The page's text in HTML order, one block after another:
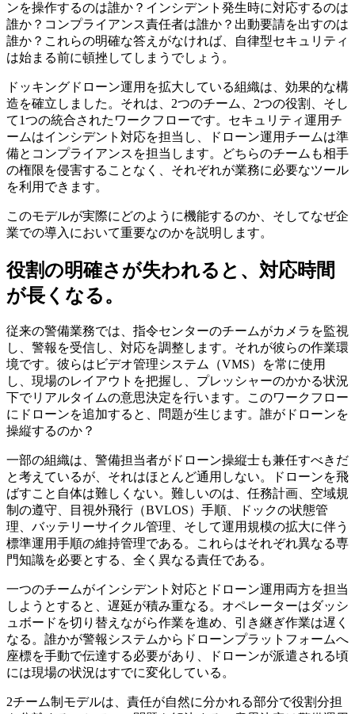
ンを操作するのは誰か？インシデント発生時に対応するのは
誰か？コンプライアンス責任者は誰か？出動要請を出すのは
誰か？これらの明確な答えがなければ、自律型セキュリティ
は始まる前に頓挫してしまうでしょう。
ドッキングドローン運用を拡大している組織は、効果的な構
造を確立しました。それは、2つのチーム、2つの役割、そし
て1つの統合されたワークフローです。セキュリティ運用チ
ームはインシデント対応を担当し、ドローン運用チームは準
備とコンプライアンスを担当します。どちらのチームも相手
の権限を侵害することなく、それぞれが業務に必要なツール
を利用できます。
このモデルが実際にどのように機能するのか、そしてなぜ企
業での導入において重要なのかを説明します。
役割の明確さが失われると、対応時間
が長くなる。
従来の警備業務では、指令センターのチームがカメラを監視
し、警報を受信し、対応を調整します。それが彼らの作業環
境です。彼らはビデオ管理システム（VMS）を常に使用
し、現場のレイアウトを把握し、プレッシャーのかかる状況
下でリアルタイムの意思決定を行います。このワークフロー
にドローンを追加すると、問題が生じます。誰がドローンを
操縦するのか？
一部の組織は、警備担当者がドローン操縦士も兼任すべきだ
と考えているが、それはほとんど通用しない。ドローンを飛
ばすこと自体は難しくない。難しいのは、任務計画、空域規
制の遵守、目視外飛行（BVLOS）手順、ドックの状態管
理、バッテリーサイクル管理、そして運用規模の拡大に伴う
標準運用手順の維持管理である。これらはそれぞれ異なる専
門知識を必要とする、全く異なる責任である。
一つのチームがインシデント対応とドローン運用両方を担当
しようとすると、遅延が積み重なる。オペレーターはダッシ
ュボードを切り替えながら作業を進め、引き継ぎ作業は遅く
なる。誰かが警報システムからドローンプラットフォームへ
座標を手動で伝達する必要があり、ドローンが派遣される頃
には現場の状況はすでに変化している。
2チーム制モデルは、責任が自然に分かれる部分で役割分担